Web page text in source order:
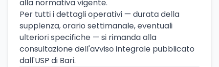
alla normativa vigente.
Per tutti i dettagli operativi — durata della
supplenza, orario settimanale, eventuali
ulteriori specifiche — si rimanda alla
consultazione dell'avviso integrale pubblicato
dall'USP di Bari.